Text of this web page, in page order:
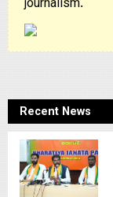
journalism.
Recent News